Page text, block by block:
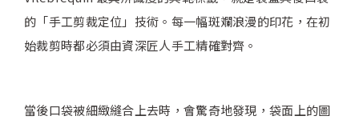
的「手工剪裁定位」技術。每一幅斑斕浪漫的印花，在初
始裁剪時都必須由資深匠人手工精確對齊。
當後口袋被細緻縫合上去時，會驚奇地發現，袋面上的圖